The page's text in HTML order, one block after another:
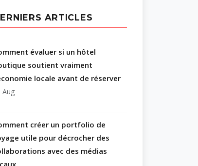
ARTICLES
évaluer si un hôtel
soutient vraiment
locale avant de réserver
Aug
créer un portfolio de
utile pour décrocher des
avec des médias